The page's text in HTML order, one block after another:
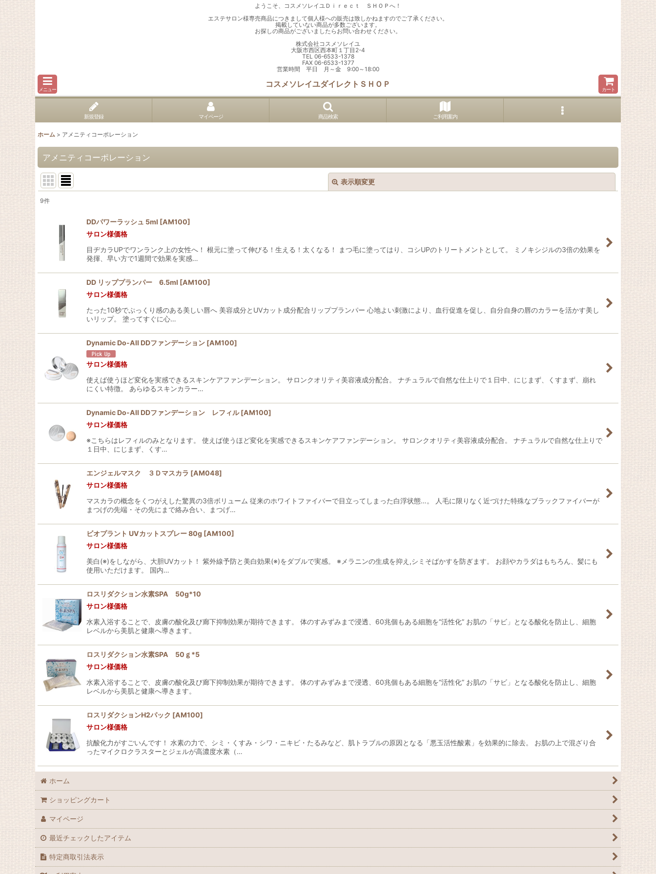
ようこそ、コスメソレイユＤｉｒｅｃｔ ＳＨＯＰへ！
エステサロン様専売商品につきまして個人様への販売は致しかねますのでご了承ください。
掲載していない商品が多数ございます。
お探しの商品がございましたらお問い合わせください。
株式会社コスメソレイユ
大阪市西区西本町１丁目2-4
TEL 06-6533-1378
FAX 06-6533-1377
営業時間 平日 月～金 9:00～18:00
メニュー
コスメソレイユダイレクトＳＨＯＰ
カート
新規登録 マイページ 商品検索 ご利用案内
ホーム > アメニティコーポレーション
アメニティコーポレーション
表示順変更
並び順
9件
DDパワーラッシュ 5ml [AM100]
サロン様価格
目ヂカラUPでワンランク上の女性へ！ 根元に塗って伸びる！生える！太くなる！ まつ毛に塗ってはり、コシUPのトリートメントとして。 ミノキシジルの3倍の効果を
発揮、早い方で1週間で効果を実感…
DD リッププランパー 6.5ml [AM100]
サロン様価格
たった10秒でぷっくり感のある美しい唇へ 美容成分とUVカット成分配合リッププランパー 心地よい刺激により、血行促進を促し、自分自身の唇のカラーを活かす美し
いリップ。 塗ってすぐに心…
Dynamic Do-All DDファンデーション [AM100]
サロン様価格
使えば使うほど変化を実感できるスキンケアファンデーション。 サロンクオリティ美容液成分配合。 ナチュラルで自然な仕上りで１日中、にじまず、くすまず、崩れ
にくい特徴。 あらゆるスキンカラー…
Dynamic Do-All DDファンデーション レフィル [AM100]
サロン様価格
※こちらはレフィルのみとなります。 使えば使うほど変化を実感できるスキンケアファンデーション。 サロンクオリティ美容液成分配合。 ナチュラルで自然な仕上りで
１日中、にじまず、くす…
エンジェルマスク ３Ｄマスカラ [AM048]
サロン様価格
マスカラの概念をくつがえした驚異の3倍ボリューム 従来のホワイトファイバーで目立ってしまった白浮状態…。 人毛に限りなく近づけた特殊なブラックファイバーが
まつげの先端・その先にまで絡み合い、まつげ…
ビオプラント UVカットスプレー 80g [AM100]
サロン様価格
美白(※)をしながら、大胆UVカット！ 紫外線予防と美白効果(※)をダブルで実感。 ※メラニンの生成を抑え,シミそばかすを防ぎます。 お顔やカラダはもちろん、髪にも
使用いただけます。 国内…
ロスリダクション水素SPA 50g*10
サロン様価格
水素入浴することで、皮膚の酸化及び廊下抑制効果が期待できます。 体のすみずみまで浸透、60兆個もある細胞を“活性化” お肌の「サビ」となる酸化を防止し、細胞
レベルから美肌と健康へ導きます。
ロスリダクション水素SPA 50ｇ*5
サロン様価格
水素入浴することで、皮膚の酸化及び廊下抑制効果が期待できます。 体のすみずみまで浸透、60兆個もある細胞を“活性化” お肌の「サビ」となる酸化を防止し、細胞
レベルから美肌と健康へ導きます。
ロスリダクションH2パック [AM100]
サロン様価格
抗酸化力がすごいんです！ 水素の力で、シミ・くすみ・シワ・ニキビ・たるみなど、肌トラブルの原因となる「悪玉活性酸素」を効果的に除去。 お肌の上で混ざり合
ったマイクロクラスターとジェルが高濃度水素（…
ホーム
ショッピングカート
マイページ
最近チェックしたアイテム
特定商取引法表示